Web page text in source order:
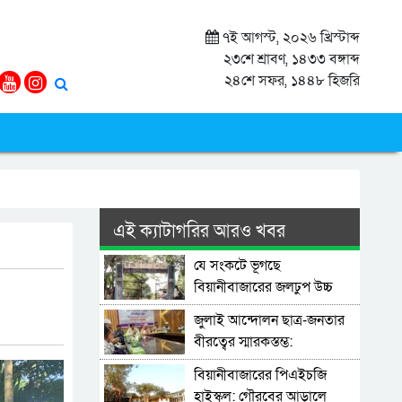
৭ই আগস্ট, ২০২৬ খ্রিস্টাব্দ
২৩শে শ্রাবণ, ১৪৩৩ বঙ্গাব্দ
২৪শে সফর, ১৪৪৮ হিজরি
এই ক্যাটাগরির আরও খবর
যে সংকটে ভূগছে
বিয়ানীবাজারের জলঢুপ উচ্চ
বিদ্যালয়
জুলাই আন্দোলন ছাত্র-জনতার
বীরত্বের স্মারকস্তম্ভ:
বিয়ানীবাজারের ইউএনও
বিয়ানীবাজারের পিএইচজি
হাইস্কুল: গৌরবের আড়ালে